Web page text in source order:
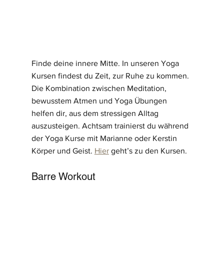
Finde deine innere Mitte. In unseren Yoga
Kursen findest du Zeit, zur Ruhe zu kommen.
Die Kombination zwischen Meditation,
bewusstem Atmen und Yoga Übungen
helfen dir, aus dem stressigen Alltag
auszusteigen. Achtsam trainierst du während
der Yoga Kurse mit Marianne oder Kerstin
Körper und Geist. Hier geht’s zu den Kursen.
Barre Workout